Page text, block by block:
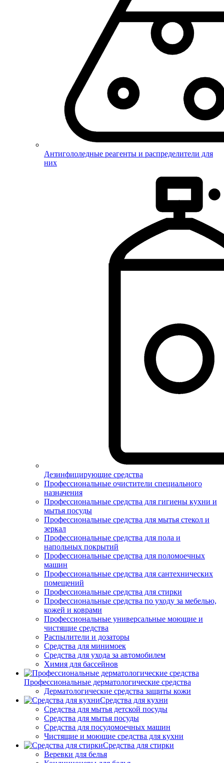
Антигололедные реагенты и распределители для
них
Дезинфицирующие средства
Профессиональные очистители специального
назначения
Профессиональные средства для гигиены кухни и
мытья посуды
Профессиональные средства для мытья стекол и
зеркал
Профессиональные средства для пола и
напольных покрытий
Профессиональные средства для поломоечных
машин
Профессиональные средства для сантехнических
помещений
Профессиональные средства для стирки
Профессиональные средства по уходу за мебелью,
кожей и коврами
Профессиональные универсальные моющие и
чистящие средства
Распылители и дозаторы
Средства для минимоек
Средства для ухода за автомобилем
Химия для бассейнов
Профессиональные дерматологические средства
Дерматологические средства защиты кожи
Средства для кухни
Средства для мытья детской посуды
Средства для мытья посуды
Средства для посудомоечных машин
Чистящие и моющие средства для кухни
Средства для стирки
Веревки для белья